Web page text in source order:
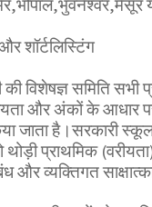
शॉर्टलिस्टिंग
विशेषज्ञ समिति सभी
और अंकों के आधार पर
जाता है।सरकारी
थोड़ी प्राथमिक
और व्यक्तिगत